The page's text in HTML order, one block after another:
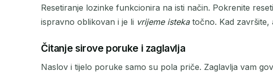
Resetiranje lozinke funkcionira na isti način. Pokrenite
ispravno oblikovan i je li vrijeme istekatočno. Kad završite,
Čitanje sirove poruke i zaglavlja
Naslov i tijelo poruke samo su pola priče. Zaglavlja vam